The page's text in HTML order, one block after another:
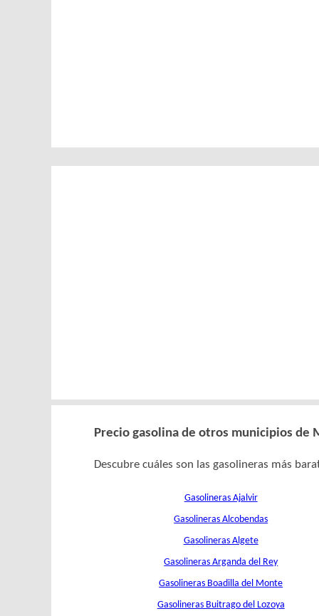
Precio gasolina de otros municipios de
Descubre cuáles son las gasolineras más
Gasolineras Ajalvir
Gasolineras Alcobendas
Gasolineras Algete
Gasolineras Arganda del Rey
Gasolineras Boadilla del Monte
Gasolineras Buitrago del Lozoya